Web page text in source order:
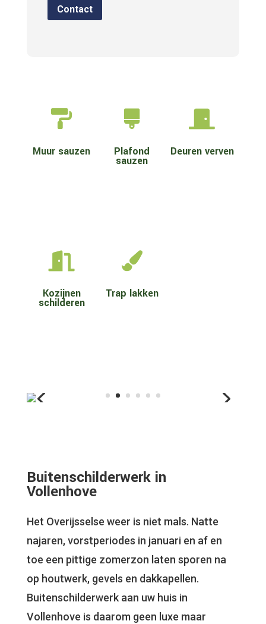
Contact

Muur sauzen

Plafond
sauzen

Deuren verven

Kozijnen
schilderen

Trap lakken
Buitenschilderwerk in
Vollenhove
Het Overijsselse weer is niet mals. Natte
najaren, vorstperiodes in januari en af en
toe een pittige zomerzon laten sporen na
op houtwerk, gevels en dakkapellen.
Buitenschilderwerk aan uw huis in
Vollenhove is daarom geen luxe maar